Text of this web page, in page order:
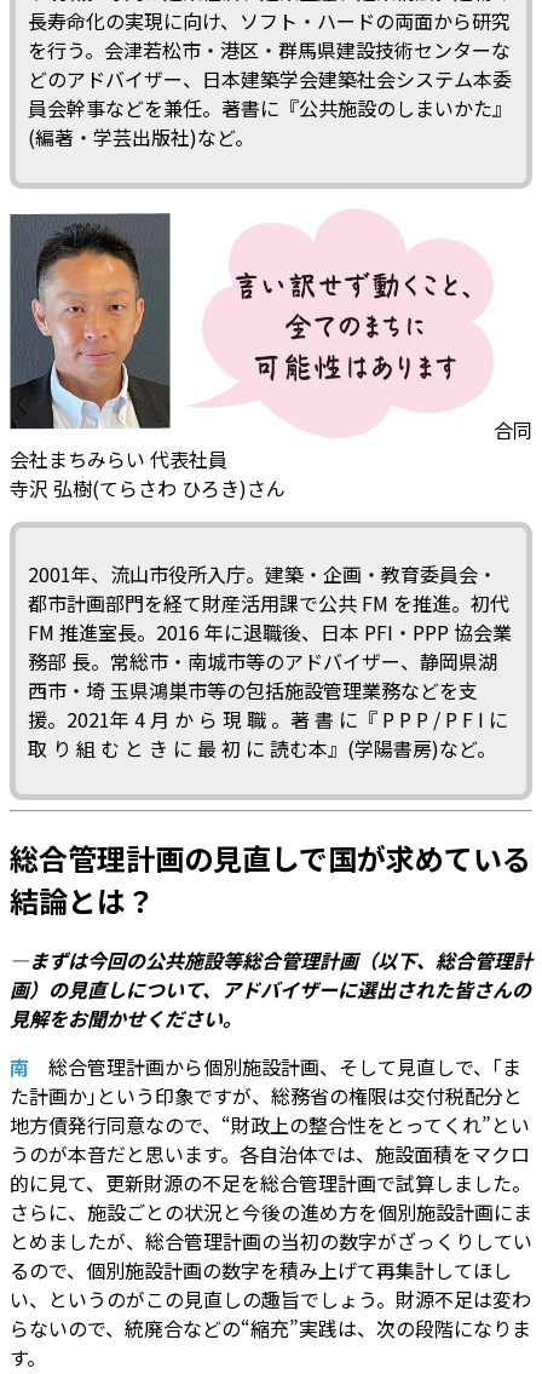
長寿命化の実現に向け、ソフト・ハードの両面から研究
を行う。会津若松市・港区・群馬県建設技術センターな
どのアドバイザー、日本建築学会建築社会システム本委
員会幹事などを兼任。著書に『公共施設のしまいかた』
(編著・学芸出版社)など。
合同
会社まちみらい 代表社員
寺沢 弘樹(てらさわ ひろき)さん
2001年、流山市役所入庁。建築・企画・教育委員会・
都市計画部門を経て財産活用課で公共 FM を推進。初代
FM 推進室長。2016 年に退職後、日本 PFI・PPP 協会業
務部 長。常総市・南城市等のアドバイザー、静岡県湖
西市・埼 玉県鴻巣市等の包括施設管理業務などを支
援。2021年 4 月 か ら 現 職 。著 書 に『 P P P / P F I に
取 り 組 む と き に 最 初 に 読む本』(学陽書房)など。
総合管理計画の見直しで国が求めている
結論とは？
―まずは今回の公共施設等総合管理計画（以下、総合管理計
画）の見直しについて、アドバイザーに選出された皆さんの
見解をお聞かせください。
南 総合管理計画から個別施設計画、そして見直しで、｢ま
た計画か｣という印象ですが、総務省の権限は交付税配分と
地方債発行同意なので、“財政上の整合性をとってくれ”とい
うのが本音だと思います。各自治体では、施設面積をマクロ
的に見て、更新財源の不足を総合管理計画で試算しました。
さらに、施設ごとの状況と今後の進め方を個別施設計画にま
とめましたが、総合管理計画の当初の数字がざっくりしてい
るので、個別施設計画の数字を積み上げて再集計してほし
い、というのがこの見直しの趣旨でしょう。財源不足は変わ
らないので、統廃合などの“縮充”実践は、次の段階になりま
す。